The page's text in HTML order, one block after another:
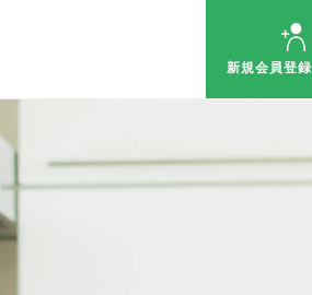
新規会員登録
ト！